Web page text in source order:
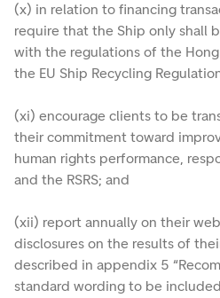
(x) in relation to financing
require that the Ship only shall
with the regulations of the
the EU Ship Recycling
(xi) encourage clients to be
their commitment toward
human rights performance,
and the RSRS; and
(xii) report annually on their
disclosures on the results of
described in appendix 5
standard wording to be included